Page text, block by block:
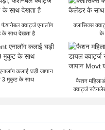
क्वार्ट्ज एनालॉग
के साथ देखता है
क्लासिक्स
के
कलाई घड़ी जापान
3 मुकुट के साथ
फैशन
क्वार्ट्ज